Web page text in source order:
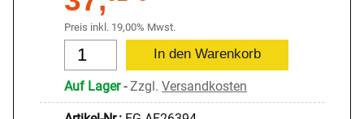
Preis inkl. 19,00% Mwst.
Auf Lager-Zzgl. Versandkosten